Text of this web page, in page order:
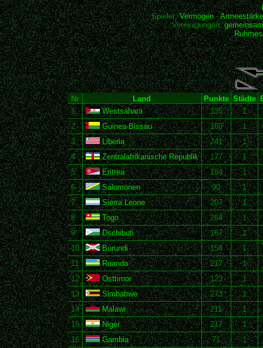
Spieler:Vermögen-Armeestärke
Vereinigungen:
Nr Land Punkte Städte
1
Westsahara 135
1
2
Guinea-Bissau 160
1
3
Liberia 241
1
4
Zentralafrikanische Republik 177
1
5
Eritrea 184
1
6
Salomonen 90
1
7
Sierra Leone 207
1
8
Togo 264
1
9
Dschibuti 167
1
10
Burundi 154
1
11
Ruanda 217
1
12
Osttimor 123
1
13
Simbabwe 273
1
14
Malawi 211
1
15
Niger 217
1
16
Gambia 71
1